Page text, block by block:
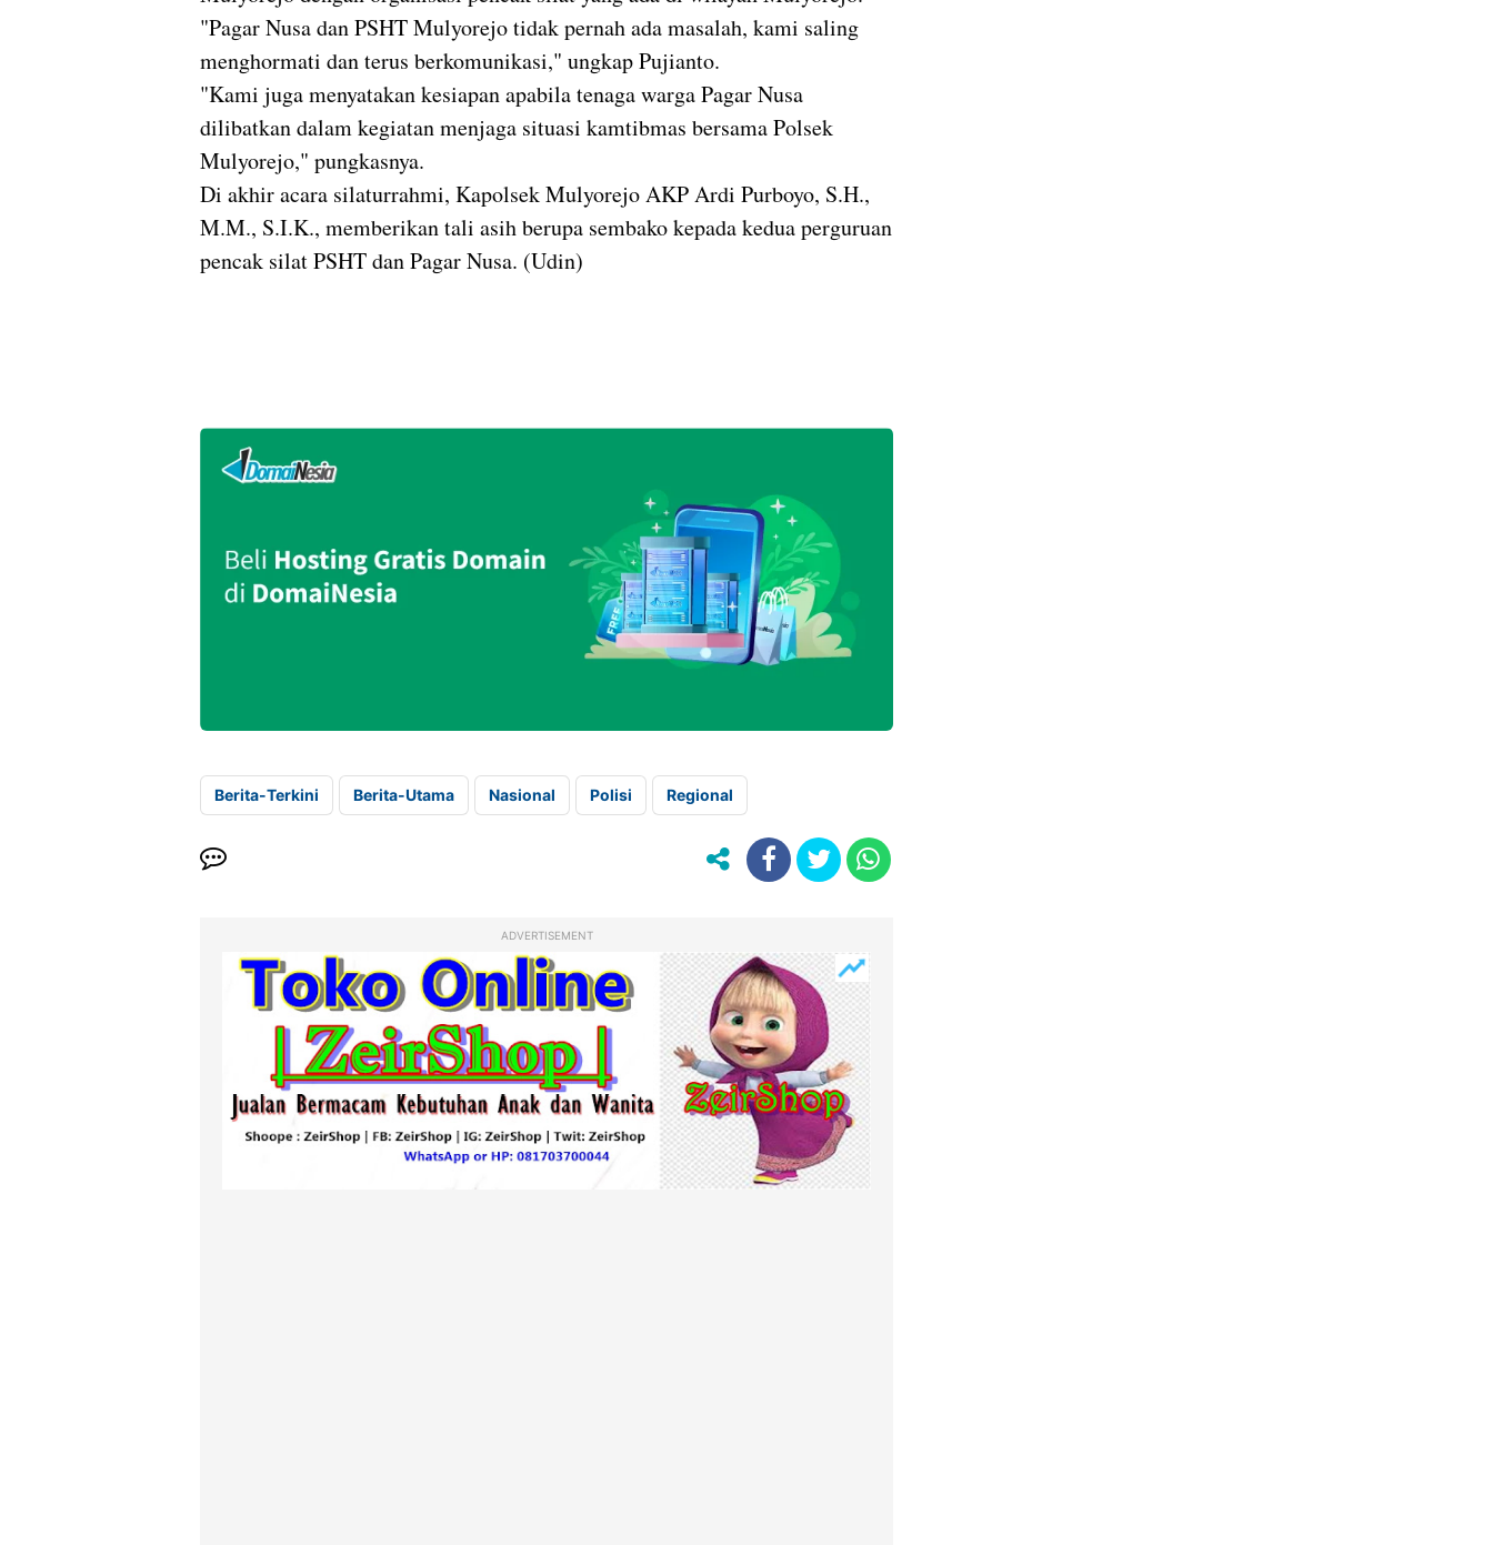
"Pagar Nusa dan PSHT Mulyorejo tidak pernah ada masalah, kami saling
menghormati dan terus berkomunikasi," ungkap Pujianto.
"Kami juga menyatakan kesiapan apabila tenaga warga Pagar Nusa
dilibatkan dalam kegiatan menjaga situasi kamtibmas bersama Polsek
Mulyorejo," pungkasnya.
Di akhir acara silaturrahmi, Kapolsek Mulyorejo AKP Ardi Purboyo, S.H.,
M.M., S.I.K., memberikan tali asih berupa sembako kepada kedua perguruan
pencak silat PSHT dan Pagar Nusa. (Udin)
Berita-Terkini Berita-Utama Nasional Polisi Regional
ADVERTISEMENT